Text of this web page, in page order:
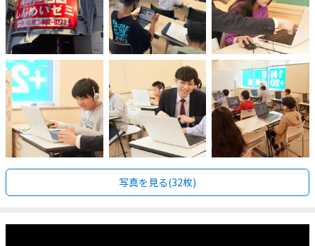
写真を見る(32枚)